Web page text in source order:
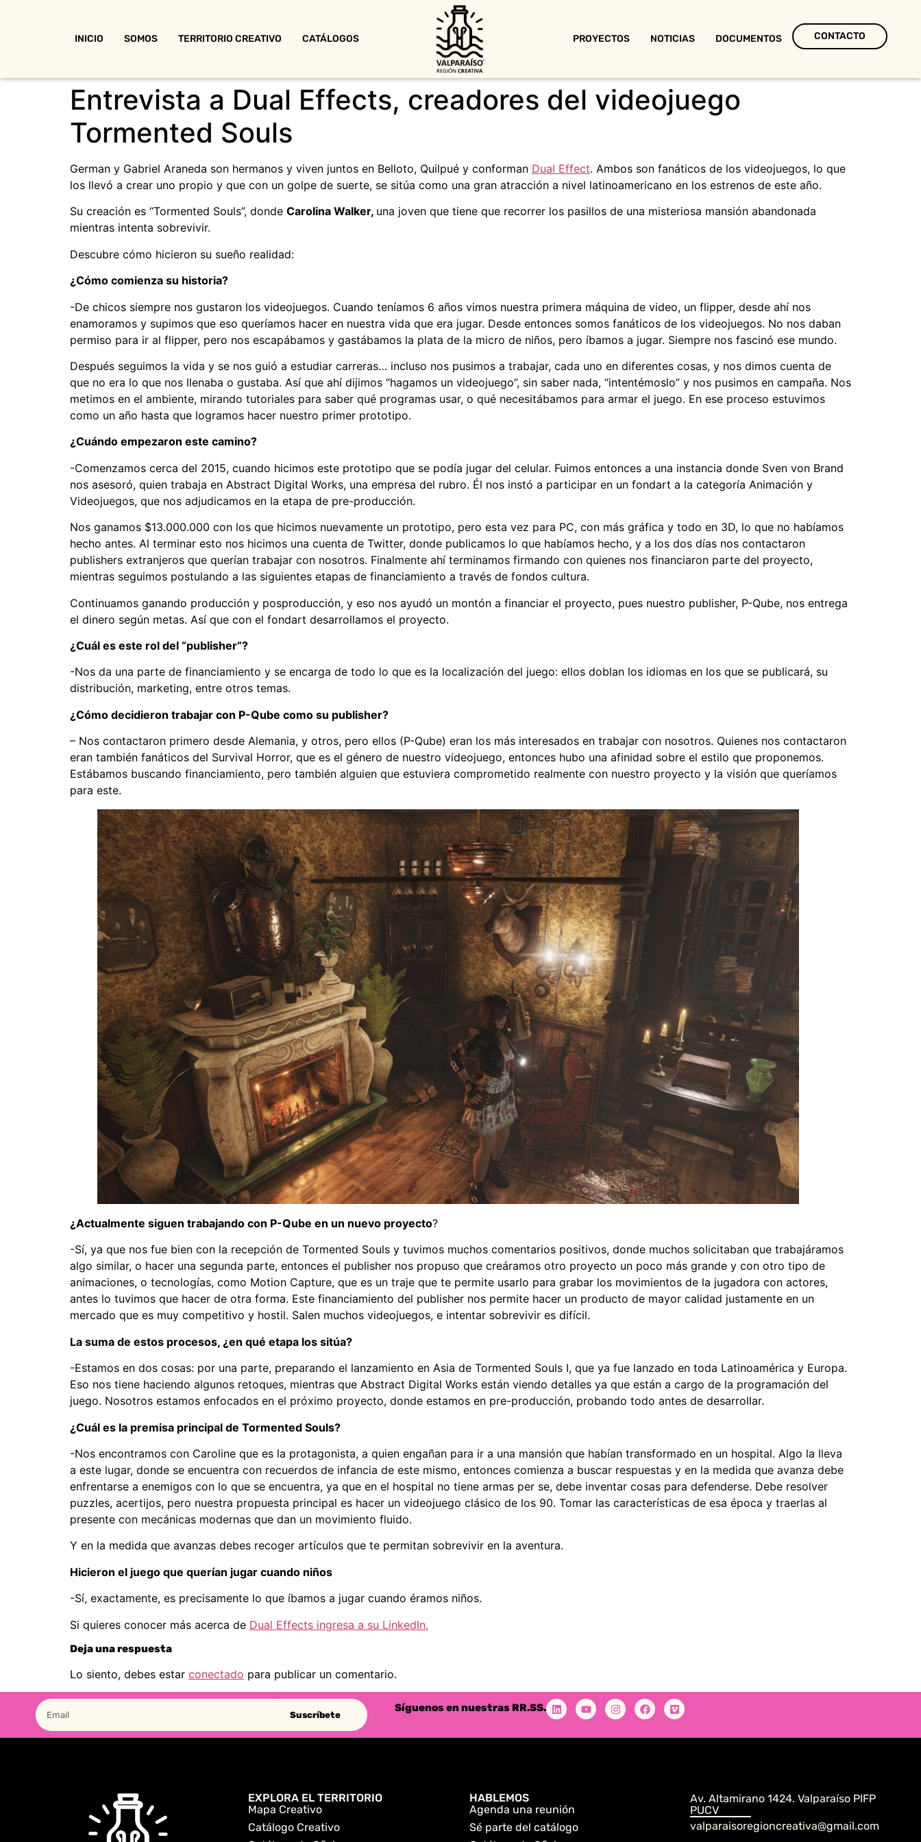
INICIO SOMOS TERRITORIO CREATIVO CATÁLOGOS PROYECTOS NOTICIAS DOCUMENTOS CONTACTO
Entrevista a Dual Effects, creadores del videojuego
Tormented Souls
German y Gabriel Araneda son hermanos y viven juntos en Belloto, Quilpué y conforman Dual Effect. Ambos son fanáticos de los videojuegos, lo que
los llevó a crear uno propio y que con un golpe de suerte, se sitúa como una gran atracción a nivel latinoamericano en los estrenos de este año.
Su creación es “Tormented Souls”, donde Carolina Walker, una joven que tiene que recorrer los pasillos de una misteriosa mansión abandonada
mientras intenta sobrevivir.
Descubre cómo hicieron su sueño realidad:
¿Cómo comienza su historia?
-De chicos siempre nos gustaron los videojuegos. Cuando teníamos 6 años vimos nuestra primera máquina de video, un flipper, desde ahí nos
enamoramos y supimos que eso queríamos hacer en nuestra vida que era jugar. Desde entonces somos fanáticos de los videojuegos. No nos daban
permiso para ir al flipper, pero nos escapábamos y gastábamos la plata de la micro de niños, pero íbamos a jugar. Siempre nos fascinó ese mundo.
Después seguimos la vida y se nos guió a estudiar carreras… incluso nos pusimos a trabajar, cada uno en diferentes cosas, y nos dimos cuenta de
que no era lo que nos llenaba o gustaba. Así que ahí dijimos “hagamos un videojuego”, sin saber nada, “intentémoslo” y nos pusimos en campaña. Nos
metimos en el ambiente, mirando tutoriales para saber qué programas usar, o qué necesitábamos para armar el juego. En ese proceso estuvimos
como un año hasta que logramos hacer nuestro primer prototipo.
¿Cuándo empezaron este camino?
-Comenzamos cerca del 2015, cuando hicimos este prototipo que se podía jugar del celular. Fuimos entonces a una instancia donde Sven von Brand
nos asesoró, quien trabaja en Abstract Digital Works, una empresa del rubro. Él nos instó a participar en un fondart a la categoría Animación y
Videojuegos, que nos adjudicamos en la etapa de pre-producción.
Nos ganamos $13.000.000 con los que hicimos nuevamente un prototipo, pero esta vez para PC, con más gráfica y todo en 3D, lo que no habíamos
hecho antes. Al terminar esto nos hicimos una cuenta de Twitter, donde publicamos lo que habíamos hecho, y a los dos días nos contactaron
publishers extranjeros que querían trabajar con nosotros. Finalmente ahí terminamos firmando con quienes nos financiaron parte del proyecto,
mientras seguimos postulando a las siguientes etapas de financiamiento a través de fondos cultura.
Continuamos ganando producción y posproducción, y eso nos ayudó un montón a financiar el proyecto, pues nuestro publisher, P-Qube, nos entrega
el dinero según metas. Así que con el fondart desarrollamos el proyecto.
¿Cuál es este rol del “publisher”?
-Nos da una parte de financiamiento y se encarga de todo lo que es la localización del juego: ellos doblan los idiomas en los que se publicará, su
distribución, marketing, entre otros temas.
¿Cómo decidieron trabajar con P-Qube como su publisher?
– Nos contactaron primero desde Alemania, y otros, pero ellos (P-Qube) eran los más interesados en trabajar con nosotros. Quienes nos contactaron
eran también fanáticos del Survival Horror, que es el género de nuestro videojuego, entonces hubo una afinidad sobre el estilo que proponemos.
Estábamos buscando financiamiento, pero también alguien que estuviera comprometido realmente con nuestro proyecto y la visión que queríamos
para este.
¿Actualmente siguen trabajando con P-Qube en un nuevo proyecto?
-Sí, ya que nos fue bien con la recepción de Tormented Souls y tuvimos muchos comentarios positivos, donde muchos solicitaban que trabajáramos
algo similar, o hacer una segunda parte, entonces el publisher nos propuso que creáramos otro proyecto un poco más grande y con otro tipo de
animaciones, o tecnologías, como Motion Capture, que es un traje que te permite usarlo para grabar los movimientos de la jugadora con actores,
antes lo tuvimos que hacer de otra forma. Este financiamiento del publisher nos permite hacer un producto de mayor calidad justamente en un
mercado que es muy competitivo y hostil. Salen muchos videojuegos, e intentar sobrevivir es difícil.
La suma de estos procesos, ¿en qué etapa los sitúa?
-Estamos en dos cosas: por una parte, preparando el lanzamiento en Asia de Tormented Souls I, que ya fue lanzado en toda Latinoamérica y Europa.
Eso nos tiene haciendo algunos retoques, mientras que Abstract Digital Works están viendo detalles ya que están a cargo de la programación del
juego. Nosotros estamos enfocados en el próximo proyecto, donde estamos en pre-producción, probando todo antes de desarrollar.
¿Cuál es la premisa principal de Tormented Souls?
-Nos encontramos con Caroline que es la protagonista, a quien engañan para ir a una mansión que habían transformado en un hospital. Algo la lleva
a este lugar, donde se encuentra con recuerdos de infancia de este mismo, entonces comienza a buscar respuestas y en la medida que avanza debe
enfrentarse a enemigos con lo que se encuentra, ya que en el hospital no tiene armas per se, debe inventar cosas para defenderse. Debe resolver
puzzles, acertijos, pero nuestra propuesta principal es hacer un videojuego clásico de los 90. Tomar las características de esa época y traerlas al
presente con mecánicas modernas que dan un movimiento fluido.
Y en la medida que avanzas debes recoger artículos que te permitan sobrevivir en la aventura.
Hicieron el juego que querían jugar cuando niños
-Sí, exactamente, es precisamente lo que íbamos a jugar cuando éramos niños.
Si quieres conocer más acerca de Dual Effects ingresa a su LinkedIn.
Deja una respuesta
Lo siento, debes estar conectado para publicar un comentario.
Suscríbete
Síguenos en nuestras RR.SS.
EXPLORA EL TERRITORIO
Mapa Creativo
Catálogo Creativo
HABLEMOS
Agenda una reunión
Sé parte del catálogo
Av. Altamirano 1424. Valparaíso PIFP
PUCV
valparaisoregioncreativa@gmail.com